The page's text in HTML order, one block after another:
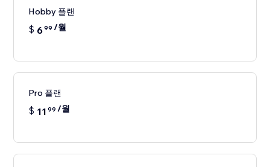
Hobby 플랜
$ 699 /월
Pro 플랜
$ 11 99 /월